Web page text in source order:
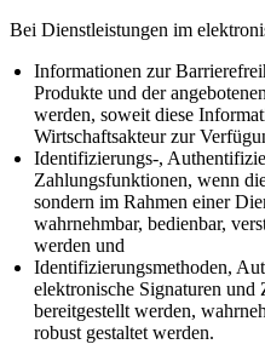
Bei Dienstleistungen im
Informationen zur
Produkte und der
werden, soweit diese
Wirtschaftsakteur zur
Identifizierungs-,
Zahlungsfunktionen, wenn
sondern im Rahmen einer
wahrnehmbar, bedienbar,
werden und
Identifizierungsmethoden,
elektronische Signaturen und
bereitgestellt werden,
robust gestaltet werden.